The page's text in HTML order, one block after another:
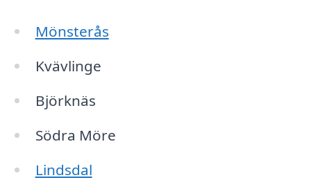
Mönsterås
Kvävlinge
Björknäs
Södra Möre
Lindsdal